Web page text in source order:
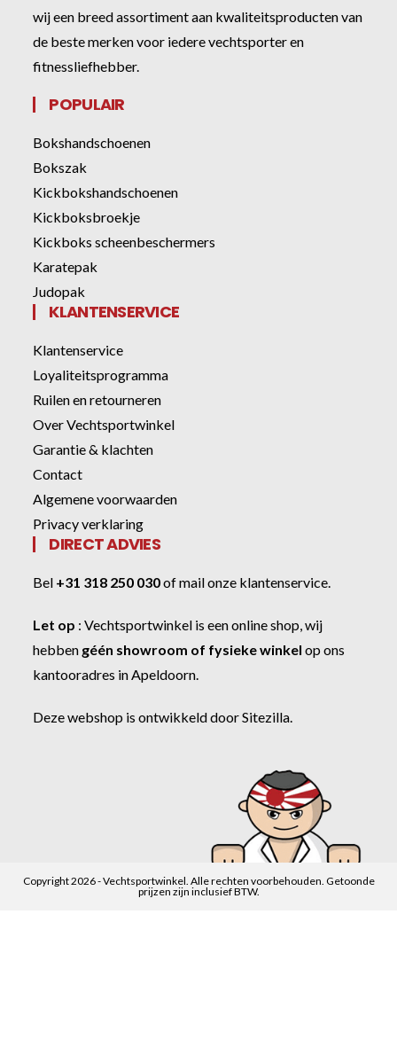
wij een breed assortiment aan kwaliteitsproducten van
de beste merken voor iedere vechtsporter en
fitnessliefhebber.
POPULAIR
Bokshandschoenen
Bokszak
Kickbokshandschoenen
Kickboksbroekje
Kickboks scheenbeschermers
Karatepak
Judopak
KLANTENSERVICE
Klantenservice
Loyaliteitsprogramma
Ruilen en retourneren
Over Vechtsportwinkel
Garantie & klachten
Contact
Algemene voorwaarden
Privacy verklaring
DIRECT ADVIES
Bel +31 318 250 030ofmail onze klantenservice
Let op :Vechtsportwinkel is een online shop, wij
hebben géén showroom of fysieke winkel op ons
kantooradres in Apeldoorn.
Deze webshop is ontwikkeld doorSitezilla
Copyright 2026 - Vechtsportwinkel. Alle rechten voorbehouden. Getoonde
prijzen zijn inclusief BTW.